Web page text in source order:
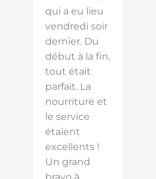
qui a eu lieu
vendredi soir
dernier. Du
début à la fin,
tout était
parfait. La
nourriture et
le service
étaient
excellents !
Un grand